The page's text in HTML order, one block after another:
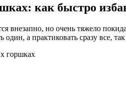
как быстро
внезапно, но очень тяжело
а практиковать сразу все,